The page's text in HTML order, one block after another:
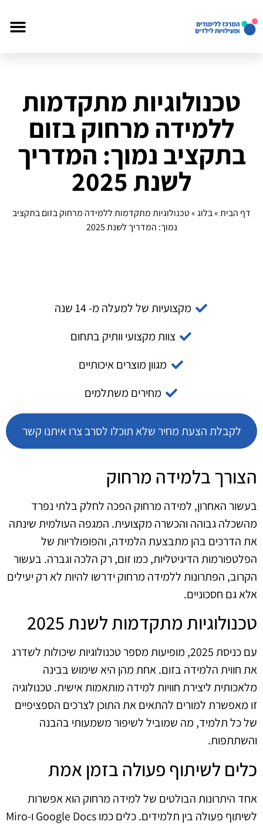
טכנולוגיות מתקדמות
ללמידה מרחוק בזום
בתקציב נמוך: המדריך
לשנת 2025
דף הבית»בלוג»טכנולוגיות מתקדמות ללמידה מרחוק בזום בתקציב
נמוך: המדריך לשנת 2025
מקצועיות של למעלה מ- 14 שנה
צוות מקצועי וותיק בתחום
מגוון מוצרים איכותיים
מחירים משתלמים
לקבלת הצעת מחיר שלא תוכלו לסרב צרו איתנו קשר
הצורך בלמידה מרחוק
בעשור האחרון, למידה מרחוק הפכה לחלק בלתי נפרד
מהשכלה גבוהה והכשרה מקצועית. המגפה העולמית שינתה
את הדרכים בהן מתבצעת הלמידה, והפופולריות של
הפלטפורמות הדיגיטליות, כמו זום, רק הלכה וגברה. בעשור
הקרוב, הפתרונות ללמידה מרחוק ידרשו להיות לא רק יעילים
אלא גם חסכוניים.
טכנולוגיות מתקדמות לשנת 2025
עם כניסת 2025, מופיעות מספר טכנולוגיות שיכולות לשדרג
את חווית הלמידה בזום. אחת מהן היא שימוש בבינה
מלאכותית ליצירת חוויות למידה מותאמות אישית. טכנולוגיה
זו מאפשרת למורים להתאים את התוכן לצרכים הספציפיים
של כל תלמיד, מה שמוביל לשיפור משמעותי בהבנה
והשתתפות.
כלים לשיתוף פעולה בזמן אמת
אחד היתרונות הבולטים של למידה מרחוק הוא אפשרות
לשיתוף פעולה בין תלמידים. כלים כמו Google Docs ו-Miro